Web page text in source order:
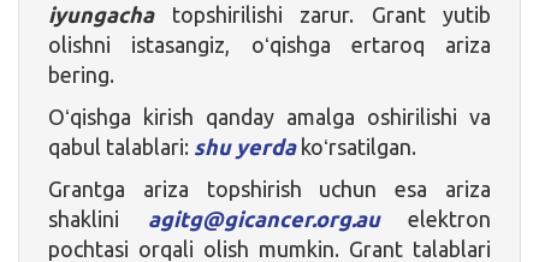
iyungachatopshirilishi zarur. Grant yutib
olishni istasangiz, oʻqishga ertaroq ariza
bering.
Oʻqishga kirish qanday amalga oshirilishi va
qabul talablari: shu yerdakoʻrsatilgan.
Grantga ariza topshirish uchun esa ariza
shaklini agitg@gicancer.org.auelektron
pochtasi orqali olish mumkin. Grant talablari